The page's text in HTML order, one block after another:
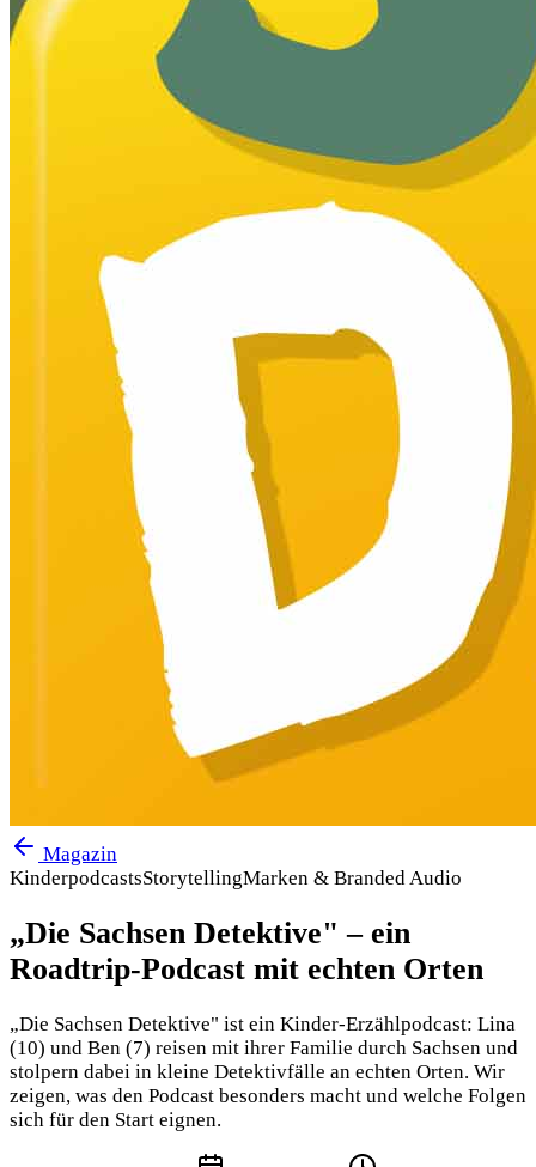
Magazin
KinderpodcastsStorytellingMarken & Branded Audio
„Die Sachsen Detektive" – ein
Roadtrip-Podcast mit echten Orten
„Die Sachsen Detektive" ist ein Kinder-Erzählpodcast: Lina
(10) und Ben (7) reisen mit ihrer Familie durch Sachsen und
stolpern dabei in kleine Detektivfälle an echten Orten. Wir
zeigen, was den Podcast besonders macht und welche Folgen
sich für den Start eignen.